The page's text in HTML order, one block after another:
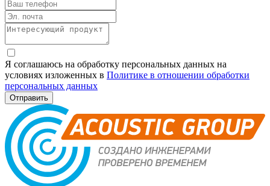
Я соглашаюсь на обработку персональных данных на
условиях изложенных в Политике в отношении обработки
персональных данных